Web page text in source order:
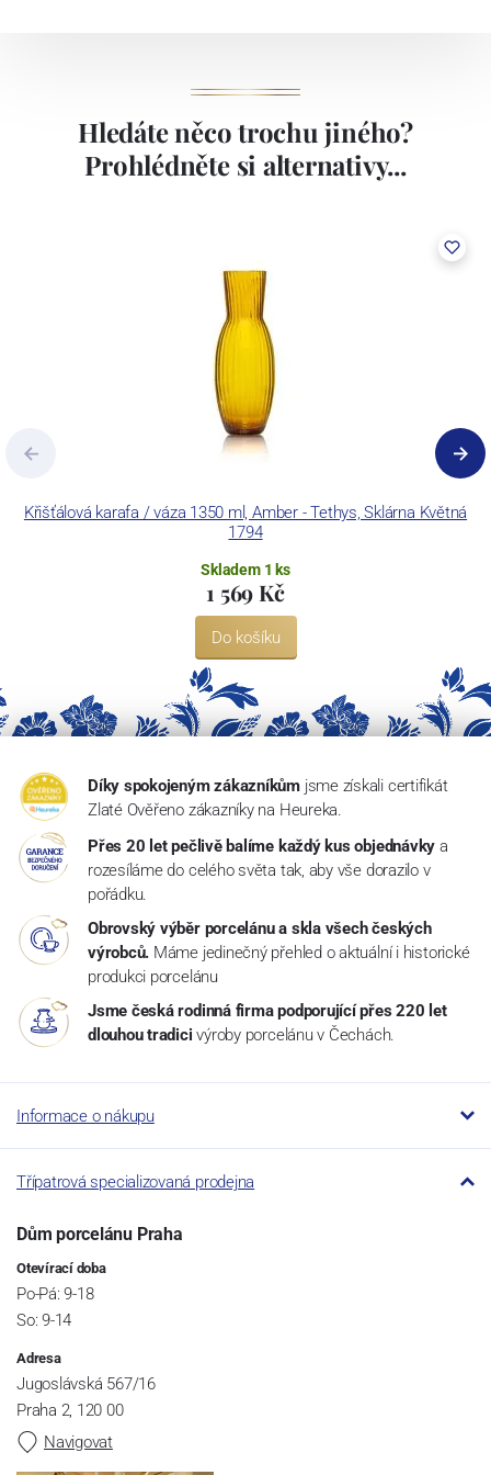
Hledáte něco trochu jiného?
Prohlédněte si alternativy...
Křišťálová karafa / váza 1350 ml, Amber - Tethys, Sklárna Květná
1794
Skladem 1 ks
1 569 Kč
Do košíku
Díky spokojeným zákazníkům jsme získali certifikát
Zlaté Ověřeno zákazníky na Heureka.
Přes 20 let pečlivě balíme každý kus objednávky a
rozesíláme do celého světa tak, aby vše dorazilo v
pořádku.
Obrovský výběr porcelánu a skla všech českých
výrobců. Máme jedinečný přehled o aktuální i historické
produkci porcelánu
Jsme česká rodinná firma podporující přes 220 let
dlouhou tradici výroby porcelánu v Čechách.
Informace o nákupu
Třípatrová specializovaná prodejna
Dům porcelánu Praha
Otevírací doba
Po-Pá: 9-18
So: 9-14
Adresa
Jugoslávská 567/16
Praha 2, 120 00
Navigovat